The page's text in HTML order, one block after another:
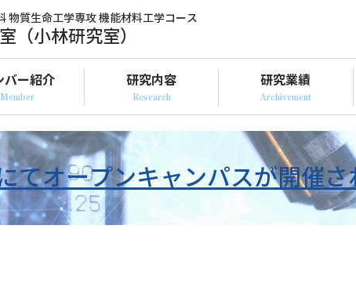
物質生命工学専攻 機能材料工学コース
（小林研究室）
バー紹介 研究内容 研究業績
てオープンキャンパスが開催さ